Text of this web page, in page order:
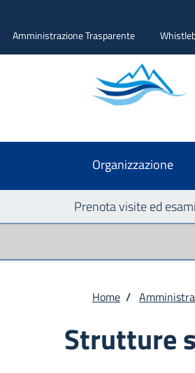
Amministrazione Trasparente
Organizzazione
Prenota visite ed
Home /
Strutture